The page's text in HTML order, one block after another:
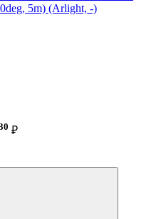
5m) (Arlight, -)
₽